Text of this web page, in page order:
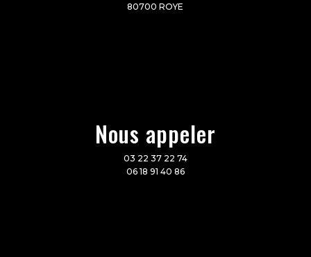
80700 ROYE
Nous appeler
03 22 37 22 74
06 18 91 40 86